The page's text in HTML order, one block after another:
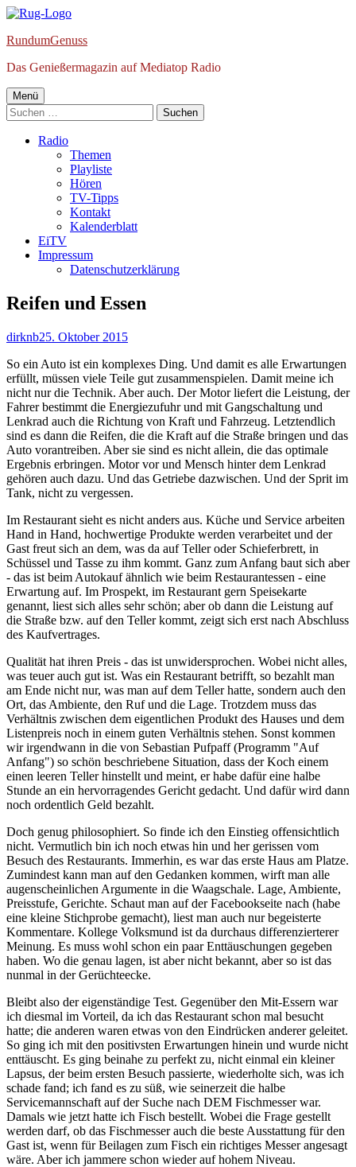
Springe
Inhalt
RundumGenuss
Das Genießermagazin auf Mediatop Radio
Primäres
Menü
Menü
Suchen
nach:
Radio
Themen
Playliste
Hören
TV-Tipps
Kontakt
Kalenderblatt
EiTV
Impressum
Datenschutzerklärung
Reifen und Essen
Autor
dirknbVeröffentlicht
25. Oktober 2015
So ein Auto ist ein komplexes Ding. Und damit es alle Erwartungen
erfüllt, müssen viele Teile gut zusammenspielen. Damit meine ich
nicht nur die Technik. Aber auch. Der Motor liefert die Leistung, der
Fahrer bestimmt die Energiezufuhr und mit Gangschaltung und
Lenkrad auch die Richtung von Kraft und Fahrzeug. Letztendlich
sind es dann die Reifen, die die Kraft auf die Straße bringen und das
Auto vorantreiben. Aber sie sind es nicht allein, die das optimale
Ergebnis erbringen. Motor vor und Mensch hinter dem Lenkrad
gehören auch dazu. Und das Getriebe dazwischen. Und der Sprit im
Tank, nicht zu vergessen.
Im Restaurant sieht es nicht anders aus. Küche und Service arbeiten
Hand in Hand, hochwertige Produkte werden verarbeitet und der
Gast freut sich an dem, was da auf Teller oder Schieferbrett, in
Schüssel und Tasse zu ihm kommt. Ganz zum Anfang baut sich aber
- das ist beim Autokauf ähnlich wie beim Restaurantessen - eine
Erwartung auf. Im Prospekt, im Restaurant gern Speisekarte
genannt, liest sich alles sehr schön; aber ob dann die Leistung auf
die Straße bzw. auf den Teller kommt, zeigt sich erst nach Abschluss
des Kaufvertrages.
Qualität hat ihren Preis - das ist unwidersprochen. Wobei nicht alles,
was teuer auch gut ist. Was ein Restaurant betrifft, so bezahlt man
am Ende nicht nur, was man auf dem Teller hatte, sondern auch den
Ort, das Ambiente, den Ruf und die Lage. Trotzdem muss das
Verhältnis zwischen dem eigentlichen Produkt des Hauses und dem
Listenpreis noch in einem guten Verhältnis stehen. Sonst kommen
wir irgendwann in die von Sebastian Pufpaff (Programm "Auf
Anfang") so schön beschriebene Situation, dass der Koch einem
einen leeren Teller hinstellt und meint, er habe dafür eine halbe
Stunde an ein hervorragendes Gericht gedacht. Und dafür wird dann
noch ordentlich Geld bezahlt.
Doch genug philosophiert. So finde ich den Einstieg offensichtlich
nicht. Vermutlich bin ich noch etwas hin und her gerissen vom
Besuch des Restaurants. Immerhin, es war das erste Haus am Platze.
Zumindest kann man auf den Gedanken kommen, wirft man alle
augenscheinlichen Argumente in die Waagschale. Lage, Ambiente,
Preisstufe, Gerichte. Schaut man auf der Facebookseite nach (habe
eine kleine Stichprobe gemacht), liest man auch nur begeisterte
Kommentare. Kollege Volksmund ist da durchaus differenzierterer
Meinung. Es muss wohl schon ein paar Enttäuschungen gegeben
haben. Wo die genau lagen, ist aber nicht bekannt, aber so ist das
nunmal in der Gerüchteecke.
Bleibt also der eigenständige Test. Gegenüber den Mit-Essern war
ich diesmal im Vorteil, da ich das Restaurant schon mal besucht
hatte; die anderen waren etwas von den Eindrücken anderer geleitet.
So ging ich mit den positivsten Erwartungen hinein und wurde nicht
enttäuscht. Es ging beinahe zu perfekt zu, nicht einmal ein kleiner
Lapsus, der beim ersten Besuch passierte, wiederholte sich, was ich
schade fand; ich fand es zu süß, wie seinerzeit die halbe
Servicemannschaft auf der Suche nach DEM Fischmesser war.
Damals wie jetzt hatte ich Fisch bestellt. Wobei die Frage gestellt
werden darf, ob das Fischmesser auch die beste Ausstattung für den
Gast ist, wenn für Beilagen zum Fisch ein richtiges Messer angesagt
wäre. Aber ich jammere schon wieder auf hohem Niveau.